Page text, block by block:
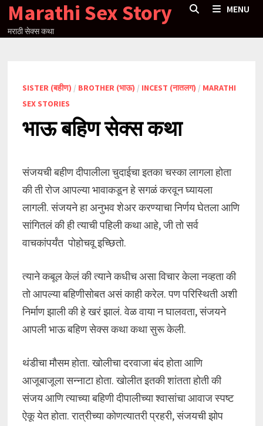
Skip
content
Marathi Sex Story
मराठी सेक्स कथा
MENU
SISTER (बहीण) / BROTHER (भाऊ) / INCEST (नातलग) / MARATHI
SEX STORIES
भाऊ बहिण सेक्स कथा
संजयची बहीण दीपालीला चुदाईचा इतका चस्का लागला होता
की ती रोज आपल्या भावाकडून हे सगळं करवून घ्यायला
लागली. संजयने हा अनुभव शेअर करण्याचा निर्णय घेतला आणि
सांगितलं की ही त्याची पहिली कथा आहे, जी तो सर्व
वाचकांपर्यंत पोहोचवू इच्छितो.
त्याने कबूल केलं की त्याने कधीच असा विचार केला नव्हता की
तो आपल्या बहिणीसोबत असं काही करेल. पण परिस्थिती अशी
निर्माण झाली की हे खरं झालं. वेळ वाया न घालवता, संजयने
आपली भाऊ बहिण सेक्स कथा कथा सुरू केली.
थंडीचा मौसम होता. खोलीचा दरवाजा बंद होता आणि
आजूबाजूला सन्नाटा होता. खोलीत इतकी शांतता होती की
संजय आणि त्याच्या बहिणी दीपालीच्या श्वासांचा आवाज स्पष्ट
ऐकू येत होता. रात्रीच्या कोणत्यातरी प्रहरी, संजयची झोप